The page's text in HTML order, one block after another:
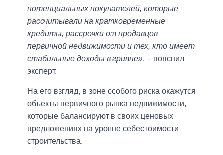
потенциальных покупателей, которые
рассчитывали на кратковременные
кредиты, рассрочки от продавцов
первичной недвижимости и тех, кто имеет
стабильные доходы в гривне», – пояснил
эксперт.
На его взгляд, в зоне особого риска окажутся
объекты первичного рынка недвижимости,
которые балансируют в своих ценовых
предложениях на уровне себестоимости
строительства.